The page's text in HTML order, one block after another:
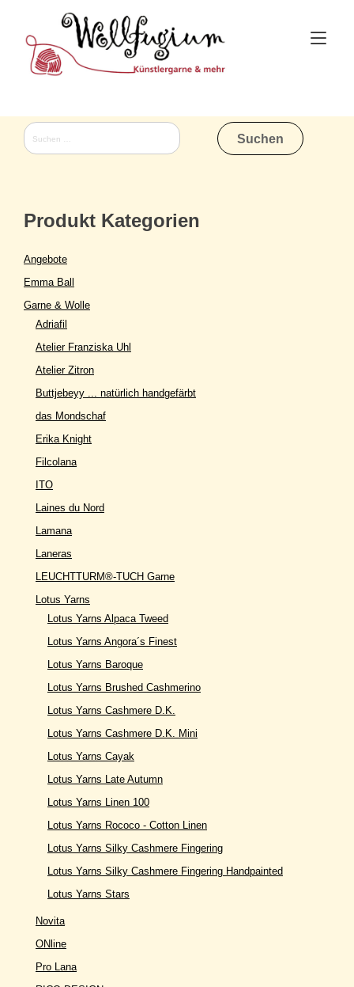
content
Suchen
nach:
Produkt Kategorien
Angebote
Emma Ball
Garne & Wolle
Adriafil
Atelier Franziska Uhl
Atelier Zitron
Buttjebeyy ... natürlich handgefärbt
das Mondschaf
Erika Knight
Filcolana
ITO
Laines du Nord
Lamana
Laneras
LEUCHTTURM®-TUCH Garne
Lotus Yarns
Lotus Yarns Alpaca Tweed
Lotus Yarns Angora´s Finest
Lotus Yarns Baroque
Lotus Yarns Brushed Cashmerino
Lotus Yarns Cashmere D.K.
Lotus Yarns Cashmere D.K. Mini
Lotus Yarns Cayak
Lotus Yarns Late Autumn
Lotus Yarns Linen 100
Lotus Yarns Rococo - Cotton Linen
Lotus Yarns Silky Cashmere Fingering
Lotus Yarns Silky Cashmere Fingering Handpainted
Lotus Yarns Stars
Novita
ONline
Pro Lana